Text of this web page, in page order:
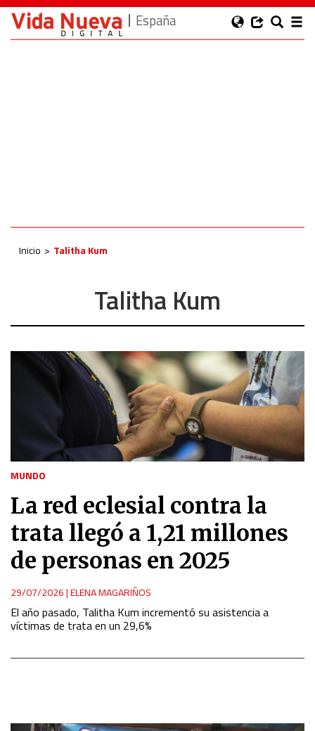
España
Inicio Talitha Kum
Talitha Kum
MUNDO
La red eclesial contra la
trata llegó a 1,21 millones
de personas en 2025
29/07/2026|ELENA MAGARIÑOS
El año pasado, Talitha Kum incrementó su asistencia a
víctimas de trata en un 29,6%